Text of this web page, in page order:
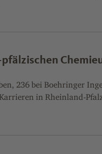
236 bei Boehringer
in Rheinland-